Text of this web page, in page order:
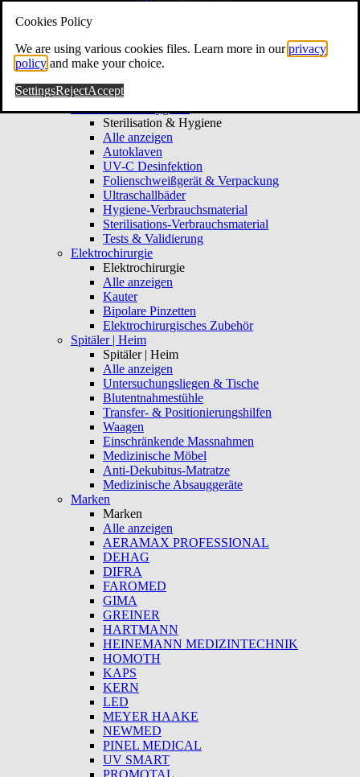
Alle anzeigen
Kolposkope
Gynäkologie-Verbrauchsmaterial
Sterilisation & Hygiene
Sterilisation & Hygiene
Alle anzeigen
Autoklaven
UV-C Desinfektion
Folienschweißgerät & Verpackung
Ultraschallbäder
Hygiene-Verbrauchsmaterial
Sterilisations-Verbrauchsmaterial
Tests & Validierung
Elektrochirurgie
Elektrochirurgie
Alle anzeigen
Kauter
Bipolare Pinzetten
Elektrochirurgisches Zubehör
Spitäler | Heim
Spitäler | Heim
Alle anzeigen
Untersuchungsliegen & Tische
Blutentnahmestühle
Transfer- & Positionierungshilfen
Waagen
Einschränkende Massnahmen
Medizinische Möbel
Anti-Dekubitus-Matratze
Medizinische Absauggeräte
Marken
Marken
Alle anzeigen
AERAMAX PROFESSIONAL
DEHAG
DIFRA
FAROMED
GIMA
GREINER
HARTMANN
HEINEMANN MEDIZINTECHNIK
HOMOTH
KAPS
KERN
LED
MEYER HAAKE
NEWMED
PINEL MEDICAL
UV SMART
PROMOTAL
Cookies Policy
We are using various cookies files. Learn more in ourprivacy
policy and make your choice.
SettingsRejectAccept